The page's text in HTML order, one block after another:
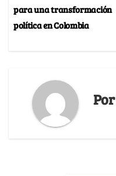
para una transformación
política en Colombia
Por